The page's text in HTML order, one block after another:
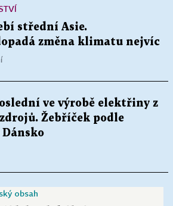
střední Asie.
změna klimatu nejvíc
ve výrobě elektřiny z
Žebříček podle
obsah